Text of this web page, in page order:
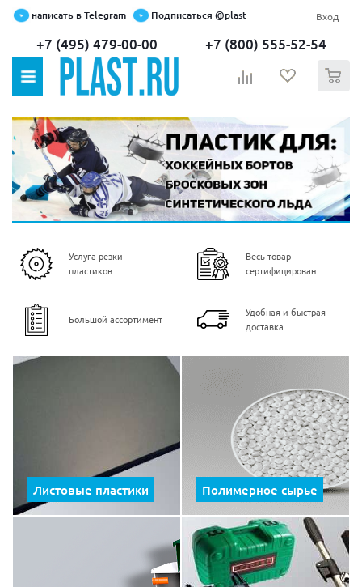
написать в Telegram Подписаться @plast Вход
+7 (495) 479-00-00 +7 (800) 555-52-54
Услуга резки
пластиков
Весь товар
сертифицирован
Большой ассортимент
Удобная и быстрая
доставка
Листовые пластики Полимерное сырье